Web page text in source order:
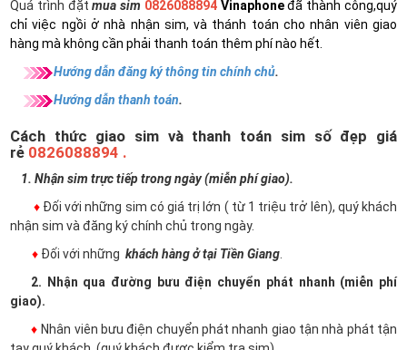
Quá trình đặtmua sim 0826088894 Vinaphoneđã thành công,quý
chỉ việc ngồi ở nhà nhận sim, và thánh toán cho nhân viên giao
hàng mà không cần phải thanh toán thêm phí nào hết.
Hướng dẫn đăng ký thông tin chính chủ.
Hướng dẫn thanh toán.
Cách thức giao sim và thanh toán sim số đẹp giá
rẻ 0826088894 .
1. Nhận sim trực tiếp trong ngày (miễn phí giao).
♦ Đối với những sim có giá trị lớn ( từ 1 triệu trở lên), quý khách
nhận sim và đăng ký chính chủ trong ngày.
♦ Đối với những khách hàng ở tại Tiền Giang
2. Nhận qua đường bưu điện chuyển phát nhanh (miễn phí
giao).
♦ Nhân viên bưu điện chuyển phát nhanh giao tận nhà phát tận